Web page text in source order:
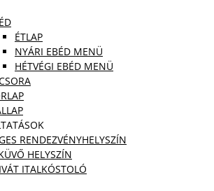
ÉTLAP
NYÁRI EBÉD MENÜ
HÉTVÉGI EBÉD MENÜ
RENDEZVÉNYHELYSZÍN
HELYSZÍN
ITALKÓSTOLÓ